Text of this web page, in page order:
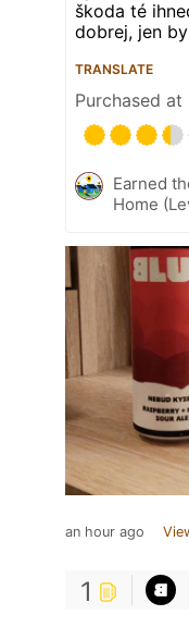
škoda té
dobrej, jen
TRANSLATE
Purchased at
Earned
Home
an hour ago
1